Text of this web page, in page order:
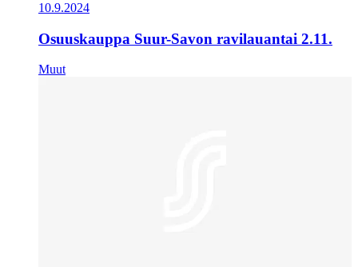
10.9.2024
Osuuskauppa Suur-Savon ravilauantai 2.11.
Muut